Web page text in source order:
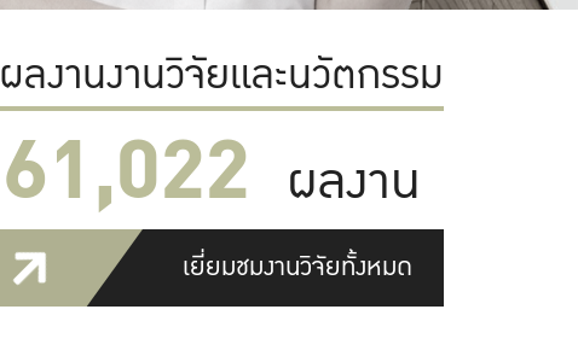
ผลงานงานวิจัยและนวัตกรรม
61,022 ผลงาน
เยี่ยมชมงานวิจัยทั้งหมด